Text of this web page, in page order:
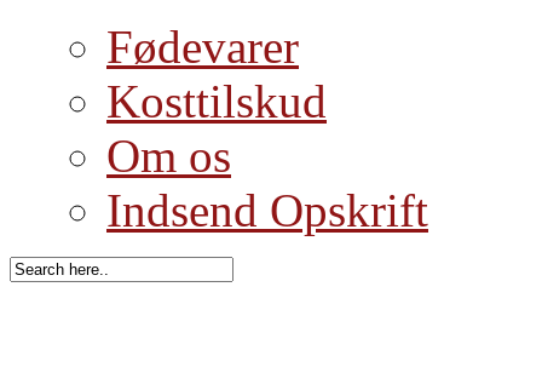
Fødevarer
Kosttilskud
Om os
Indsend Opskrift